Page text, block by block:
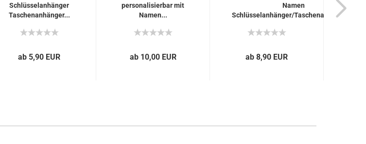
Schlüsselanhänger
Taschenanhänger...
ab 5,90 EUR
personalisierbar mit
Namen...
ab 10,00 EUR
Namen
Schlüsselanhänger/Taschenanhänger...
ab 8,90 EUR